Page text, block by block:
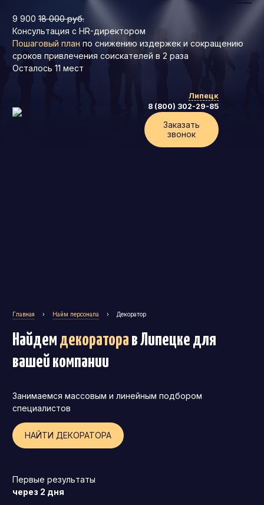
9 900 18 000 руб.
Консультация с HR-директором
Пошаговый план по снижению издержек и сокращению
сроков привлечения соискателей в 2 раза
Осталось 11 мест
Липецк
8 (800) 302-29-85
Заказать
звонок
Генеральный директор (CEO)
Главная › Найм персонала › Декоратор
Найдем декоратора в Липецке для
вашей компании
Занимаемся массовым и линейным подбором
специалистов
НАЙТИ ДЕКОРАТОРА
Первые результаты
через 2 дня